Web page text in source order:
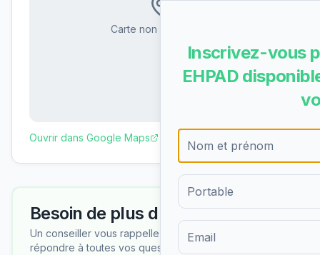
Carte non disponible
Ouvrir dans Google Maps
Besoin de plus d'informations ?
Un conseiller vous rappelle gratuitement pour
répondre à toutes vos questions
Inscrivez-vous
EHPAD
Formulaire d'inscription pour